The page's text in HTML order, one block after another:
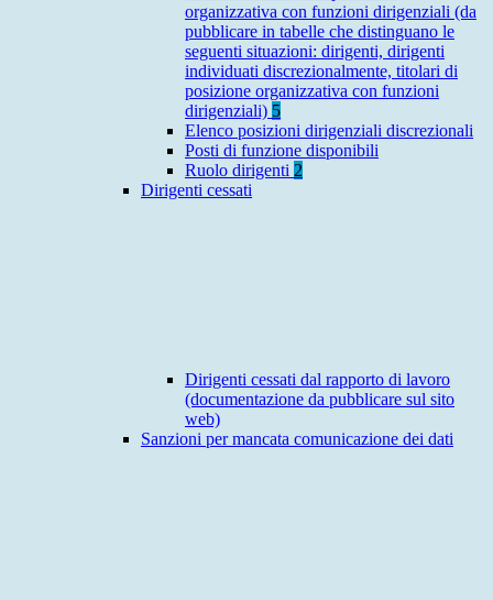
organizzativa con funzioni dirigenziali (da
pubblicare in tabelle che distinguano le
seguenti situazioni: dirigenti, dirigenti
individuati discrezionalmente, titolari di
posizione organizzativa con funzioni
dirigenziali) 5
Elenco posizioni dirigenziali discrezionali
Posti di funzione disponibili
Ruolo dirigenti 2
Dirigenti cessati
Dirigenti cessati dal rapporto di lavoro
(documentazione da pubblicare sul sito
web)
Sanzioni per mancata comunicazione dei dati